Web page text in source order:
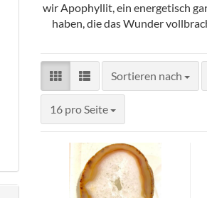
wir Apophyllit, ein energetisch
haben, die das Wunder
Sortieren nach
Sortieren nach
16 pro Seite
pro Seite